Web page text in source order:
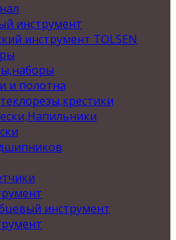
инструмент
инструмент TOLSEN
и полотна
инструмент